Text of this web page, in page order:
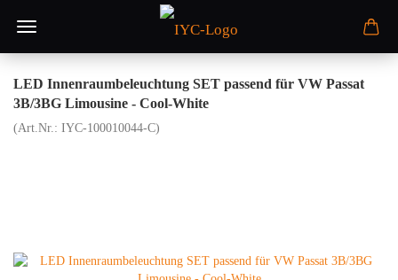
LED Innenraumbeleuchtung SET passend für VW Passat
3B/3BG Limousine - Cool-White
(Art.Nr.: IYC-100010044-C)